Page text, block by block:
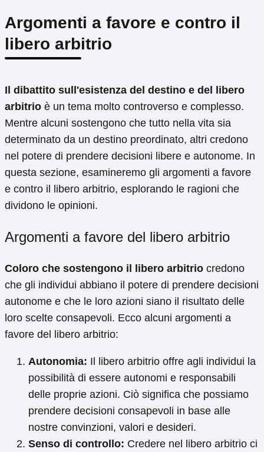
Argomenti a favore e contro il
libero arbitrio
Il dibattito sull'esistenza del destino e del libero
arbitrio è un tema molto controverso e complesso.
Mentre alcuni sostengono che tutto nella vita sia
determinato da un destino preordinato, altri credono
nel potere di prendere decisioni libere e autonome. In
questa sezione, esamineremo gli argomenti a favore
e contro il libero arbitrio, esplorando le ragioni che
dividono le opinioni.
Argomenti a favore del libero arbitrio
Coloro che sostengono il libero arbitrio credono
che gli individui abbiano il potere di prendere decisioni
autonome e che le loro azioni siano il risultato delle
loro scelte consapevoli. Ecco alcuni argomenti a
favore del libero arbitrio:
Autonomia: Il libero arbitrio offre agli individui la
possibilità di essere autonomi e responsabili
delle proprie azioni. Ciò significa che possiamo
prendere decisioni consapevoli in base alle
nostre convinzioni, valori e desideri.
Senso di controllo: Credere nel libero arbitrio ci